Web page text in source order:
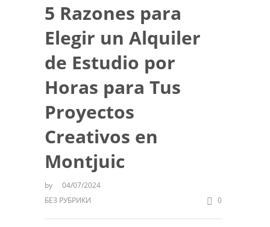
5 Razones para
Elegir un Alquiler
de Estudio por
Horas para Tus
Proyectos
Creativos en
Montjuic
by
04/07/2024
БЕЗ РУБРИКИ
0